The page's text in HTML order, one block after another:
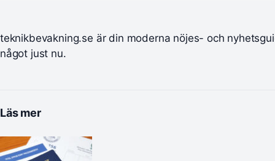
teknikbevakning.se är din moderna nöjes- och
något just nu.
Läs mer